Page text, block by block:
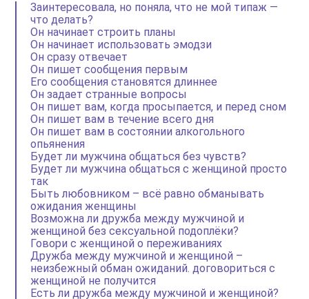
Заинтересовала, но поняла, что не мой типаж —
что делать?
Он начинает строить планы
Он начинает использовать эмодзи
Он сразу отвечает
Он пишет сообщения первым
Его сообщения становятся длиннее
Он задает странные вопросы
Он пишет вам, когда просыпается, и перед сном
Он пишет вам в течение всего дня
Он пишет вам в состоянии алкогольного
опьянения
Будет ли мужчина общаться без чувств?
Будет ли мужчина общаться с женщиной просто
так
Быть любовником – всё равно обманывать
ожидания женщины
Возможна ли дружба между мужчиной и
женщиной без сексуальной подоплёки?
Говори с женщиной о переживаниях
Дружба между мужчиной и женщиной –
неизбежный обман ожиданий. договориться с
женщиной не получится
Есть ли дружба между мужчиной и женщиной?